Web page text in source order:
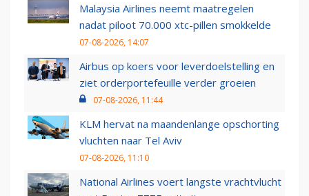
Malaysia Airlines neemt maatregelen
nadat piloot 70.000 xtc-pillen smokkelde
07-08-2026, 14:07
Airbus op koers voor leverdoelstelling en
ziet orderportefeuille verder groeien
07-08-2026, 11:44
KLM hervat na maandenlange opschorting
vluchten naar Tel Aviv
07-08-2026, 11:10
National Airlines voert langste vrachtvlucht